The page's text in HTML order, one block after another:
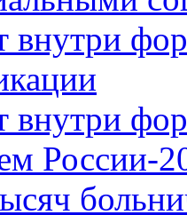
внутри
внутри
России-